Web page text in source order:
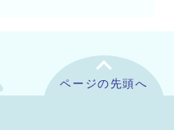
ページの先頭へ